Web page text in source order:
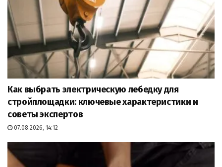
Как выбрать электрическую лебедку для
стройплощадки: ключевые характеристики и
советы экспертов
07.08.2026, 14:12